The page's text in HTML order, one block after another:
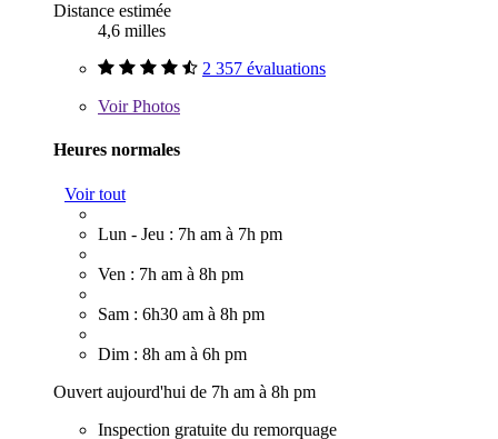
Distance estimée
4,6 milles
2 357 évaluations
VoirPhotos
Heures normales
Voir tout
Lun - Jeu : 7h am à 7h pm
Ven : 7h am à 8h pm
Sam : 6h30 am à 8h pm
Dim : 8h am à 6h pm
Ouvert aujourd'hui de 7h am à 8h pm
Inspection gratuite du remorquage